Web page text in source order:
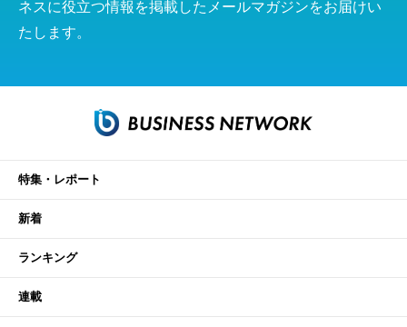
ネスに役立つ情報を掲載したメールマガジンをお届けい
たします。
特集・レポート
新着
ランキング
連載